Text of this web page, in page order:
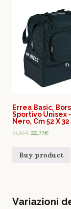
Errea Basic,
Sportivo Unisex
Nero, Cm 52 X 32
31,10€ 22,77€
Buy product
Variazioni